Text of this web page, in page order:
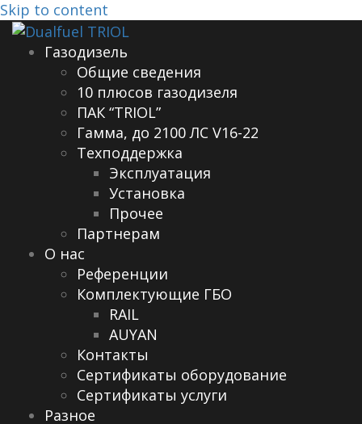
Skip to content
Газодизель
Общие сведения
10 плюсов газодизеля
ПАК “TRIOL”
Гамма, до 2100 ЛС V16-22
Техподдержка
Эксплуатация
Установка
Прочее
Партнерам
О нас
Референции
Комплектующие ГБО
RAIL
AUYAN
Контакты
Сертификаты оборудование
Сертификаты услуги
Разное